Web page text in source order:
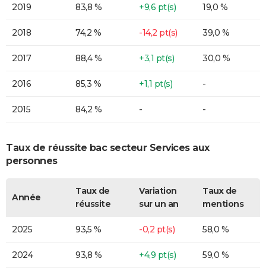
2019 83,8 % +9,6 pt(s) 19,0 %
2018 74,2 % -14,2 pt(s) 39,0 %
2017 88,4 % +3,1 pt(s) 30,0 %
2016 85,3 % +1,1 pt(s) -
2015 84,2 % - -
Taux de réussite bac secteur Services aux
personnes
Année
Taux de
réussite
Variation
sur un an
Taux de
mentions
2025 93,5 % -0,2 pt(s) 58,0 %
2024 93,8 % +4,9 pt(s) 59,0 %